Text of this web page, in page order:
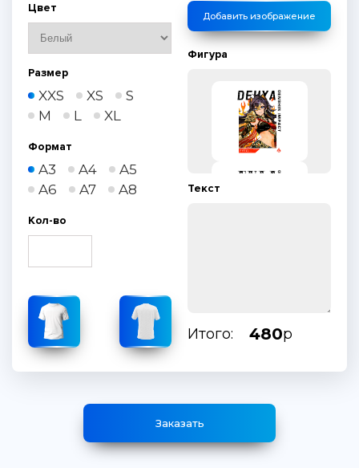
Цвет
Размер
XXS XS
S
M
L XL
Формат
A3 A4
A5
A6
A7 A8
Кол-во
Добавить изображение
Фигура
Текст
Итого: 480р